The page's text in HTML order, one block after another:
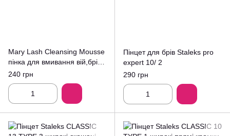
Mary Lash Cleansing Mousse
пінка для вмивання вій,брів
та обличчя 55мл.
240 грн
Пінцет для брів Staleks pro
expert 10/ 2
290 грн